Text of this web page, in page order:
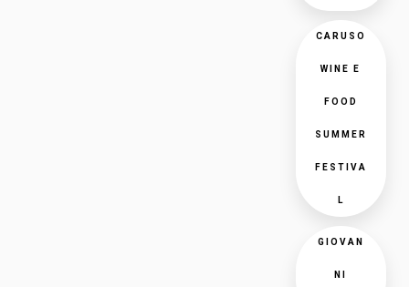
CARUSO
WINE E
FOOD
SUMMER
FESTIVA
L
GIOVAN
NI